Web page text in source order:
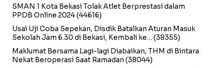
SMAN 1 Kota Bekasi Tolak Atlet Berprestasi dalam
PPDB Online 2024(44616)
Usai Uji Coba Sepekan, Disdik Batalkan Aturan Masuk
Sekolah Jam 6.30 di Bekasi, Kembali ke… (38355)
Maklumat Bersama Lagi-lagi Diabaikan, THM di Bintara
Nekat Beroperasi Saat Ramadan (38044)